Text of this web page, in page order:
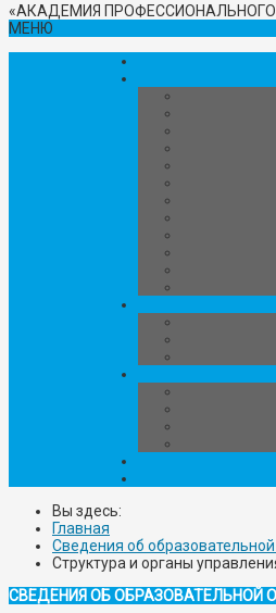
«АКАДЕМИЯ ПРОФЕССИОНАЛЬНОГО
МЕНЮ
Вы здесь:
Главная
Сведения об
Структура и органы
СВЕДЕНИЯ ОБ ОБРАЗОВАТЕЛЬНОЙ